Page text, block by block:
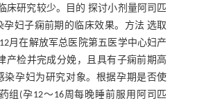
床研究较少。目的 探讨小剂量阿司匹
孕妇子痫前期的临床效果。方法 选取
月在解放军总医院第五医学中心妇产
产检并完成分娩，且具有子痫前期高
染孕妇为研究对象。根据孕期是否使
组(孕12～16周每晚睡前服用阿司匹